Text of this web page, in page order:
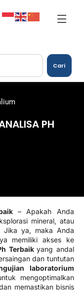
Cari
PH
– Apakah Anda
mineral, atau
Jika ya, maka Anda
memiliki akses ke
Terbaikyang andal
dan tuntutan
laboratorium
mengoptimalkan
memastikan bisnis